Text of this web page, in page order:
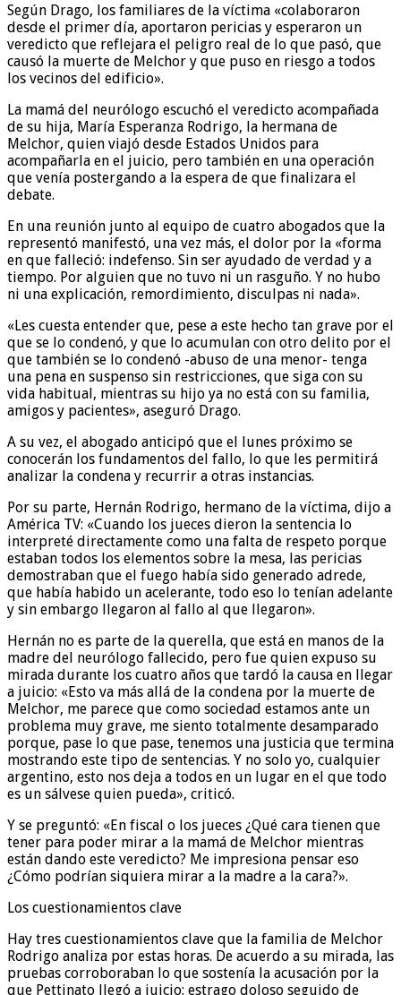
Según Drago, los familiares de la víctima «colaboraron
desde el primer día, aportaron pericias y esperaron un
veredicto que reflejara el peligro real de lo que pasó, que
causó la muerte de Melchor y que puso en riesgo a todos
los vecinos del edificio».
La mamá del neurólogo escuchó el veredicto acompañada
de su hija, María Esperanza Rodrigo, la hermana de
Melchor, quien viajó desde Estados Unidos para
acompañarla en el juicio, pero también en una operación
que venía postergando a la espera de que finalizara el
debate.
En una reunión junto al equipo de cuatro abogados que la
representó manifestó, una vez más, el dolor por la «forma
en que falleció: indefenso. Sin ser ayudado de verdad y a
tiempo. Por alguien que no tuvo ni un rasguño. Y no hubo
ni una explicación, remordimiento, disculpas ni nada».
«Les cuesta entender que, pese a este hecho tan grave por el
que se lo condenó, y que lo acumulan con otro delito por el
que también se lo condenó -abuso de una menor- tenga
una pena en suspenso sin restricciones, que siga con su
vida habitual, mientras su hijo ya no está con su familia,
amigos y pacientes», aseguró Drago.
A su vez, el abogado anticipó que el lunes próximo se
conocerán los fundamentos del fallo, lo que les permitirá
analizar la condena y recurrir a otras instancias.
Por su parte, Hernán Rodrigo, hermano de la víctima, dijo a
América TV: «Cuando los jueces dieron la sentencia lo
interpreté directamente como una falta de respeto porque
estaban todos los elementos sobre la mesa, las pericias
demostraban que el fuego había sido generado adrede,
que había habido un acelerante, todo eso lo tenían adelante
y sin embargo llegaron al fallo al que llegaron».
Hernán no es parte de la querella, que está en manos de la
madre del neurólogo fallecido, pero fue quien expuso su
mirada durante los cuatro años que tardó la causa en llegar
a juicio: «Esto va más allá de la condena por la muerte de
Melchor, me parece que como sociedad estamos ante un
problema muy grave, me siento totalmente desamparado
porque, pase lo que pase, tenemos una justicia que termina
mostrando este tipo de sentencias. Y no solo yo, cualquier
argentino, esto nos deja a todos en un lugar en el que todo
es un sálvese quien pueda», criticó.
Y se preguntó: «En fiscal o los jueces ¿Qué cara tienen que
tener para poder mirar a la mamá de Melchor mientras
están dando este veredicto? Me impresiona pensar eso
¿Cómo podrían siquiera mirar a la madre a la cara?».
Los cuestionamientos clave
Hay tres cuestionamientos clave que la familia de Melchor
Rodrigo analiza por estas horas. De acuerdo a su mirada, las
pruebas corroboraban lo que sostenía la acusación por la
que Pettinato llegó a juicio: estrago doloso seguido de